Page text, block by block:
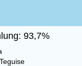
93,7%